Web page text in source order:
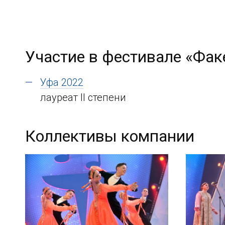
Участие в фестивале
Уфа 2022
лауреат II степени
Коллективы компании